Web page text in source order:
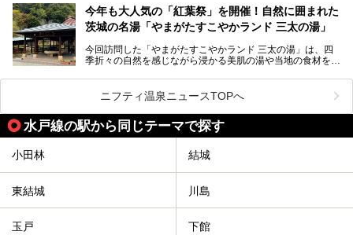
温浴施設「常総ONSEN&SAUNA お湯むすび」がオープンし
ます。
業施設の一角に構えられた店内では、関東最大級となる合計
10室のサウナと自家源泉温泉、高濃度炭酸泉を満喫でき、
今年も大人気の「紅葉祭」を開催！自然に囲まれた
茨城の名湯「やまがたすこやかランド 三太の湯」
今回訪問した「やまがたすこやかランド 三太の湯」は、四
季折々の自然を感じながら浸かる美肌の湯や当地の食材を使
紅葉シーズンを迎えた11月は、より多くの人に絶景入浴を
楽しんでもらえるよう、「紅葉祭」をはじめ、さまざまなサ
ービスやイベントが実施されます。
※2024年の紅葉祭は終了いたしました。
ニフティ温泉ニュースTOPへ
水戸線の駅から同じテーマで探す
小田林 結城
東結城 川島
玉戸 下館